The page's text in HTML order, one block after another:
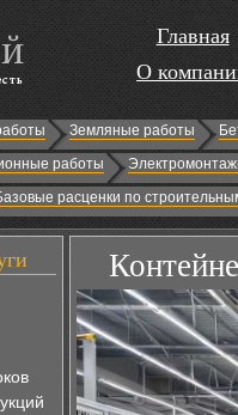
Главная
О
Земляные работы
работы
расценки по